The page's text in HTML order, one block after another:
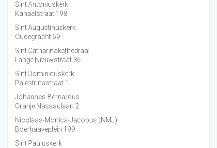
Sint Antoniuskerk
Kanaalstraat 198
Sint Augustinuskerk
Oudegracht 69
Sint Catharinakathedraal
Lange Nieuwstraat 36
Sint Dominicuskerk
Palestrinastraat 1
Johannes-Bernardus
Oranje Nassaulaan 2
Nicolaas-Monica-Jacobus (NMJ)
Boerhaaveplein 199
Sint Pauluskerk